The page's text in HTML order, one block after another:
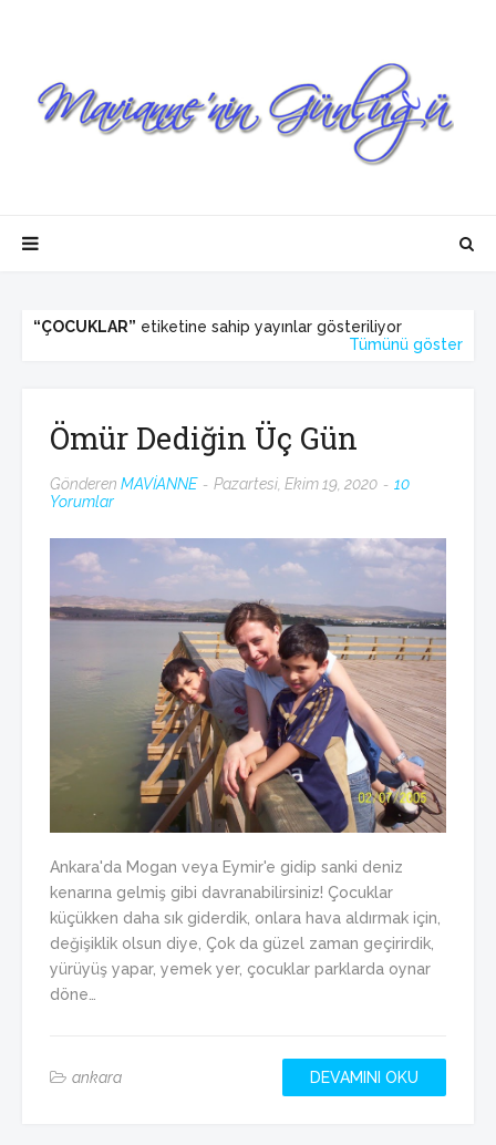
ÇOCUKLAR
etiketine sahip yayınlar gösteriliyor
Tümünü göster
Ömür Dediğin Üç Gün
Gönderen MAVİANNE Pazartesi, Ekim 19, 2020
10
Yorumlar
Ankara'da Mogan veya Eymir'e gidip sanki deniz
kenarına gelmiş gibi davranabilirsiniz! Çocuklar
küçükken daha sık giderdik, onlara hava aldırmak için,
değişiklik olsun diye, Çok da güzel zaman geçirirdik,
yürüyüş yapar, yemek yer, çocuklar parklarda oynar
döne…
ankara DEVAMINI OKU